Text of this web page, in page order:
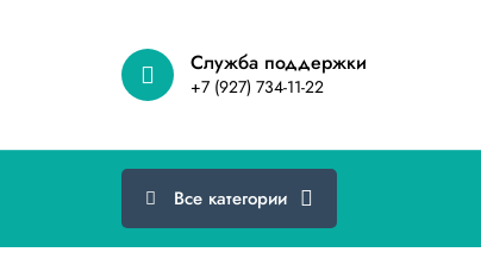
Cлужба поддержки
+7 (927) 734-11-22
Все категории